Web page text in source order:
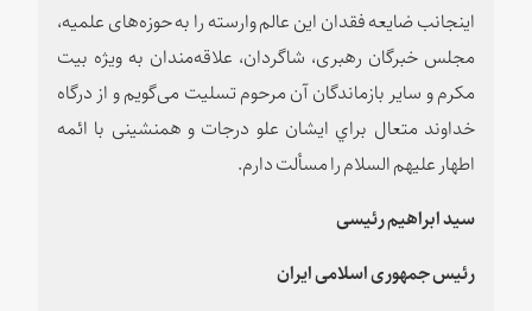
اینجانب ضايعه فقدان این عالم وارسته را به حوزه‏‌های علمیه،
مجلس خبرگان رهبری، شاگردان، علاقه‌مندان به‏ ویژه بيت
مكرم و سایر بازماندگان آن مرحوم تسليت می‌گويم و از درگاه
خداوند متعال براي ایشان علو درجات و هم‏نشینی با ائمه
اطهار علیهم‏ السلام را مسألت دارم.
سید ابراهیم رئیسی
رئیس جمهوری اسلامی ایران